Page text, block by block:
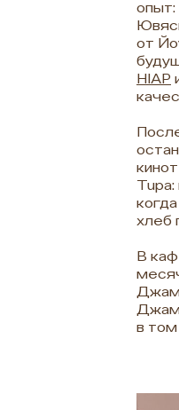
опыт:
от
HIAP
хлеб
В
в том